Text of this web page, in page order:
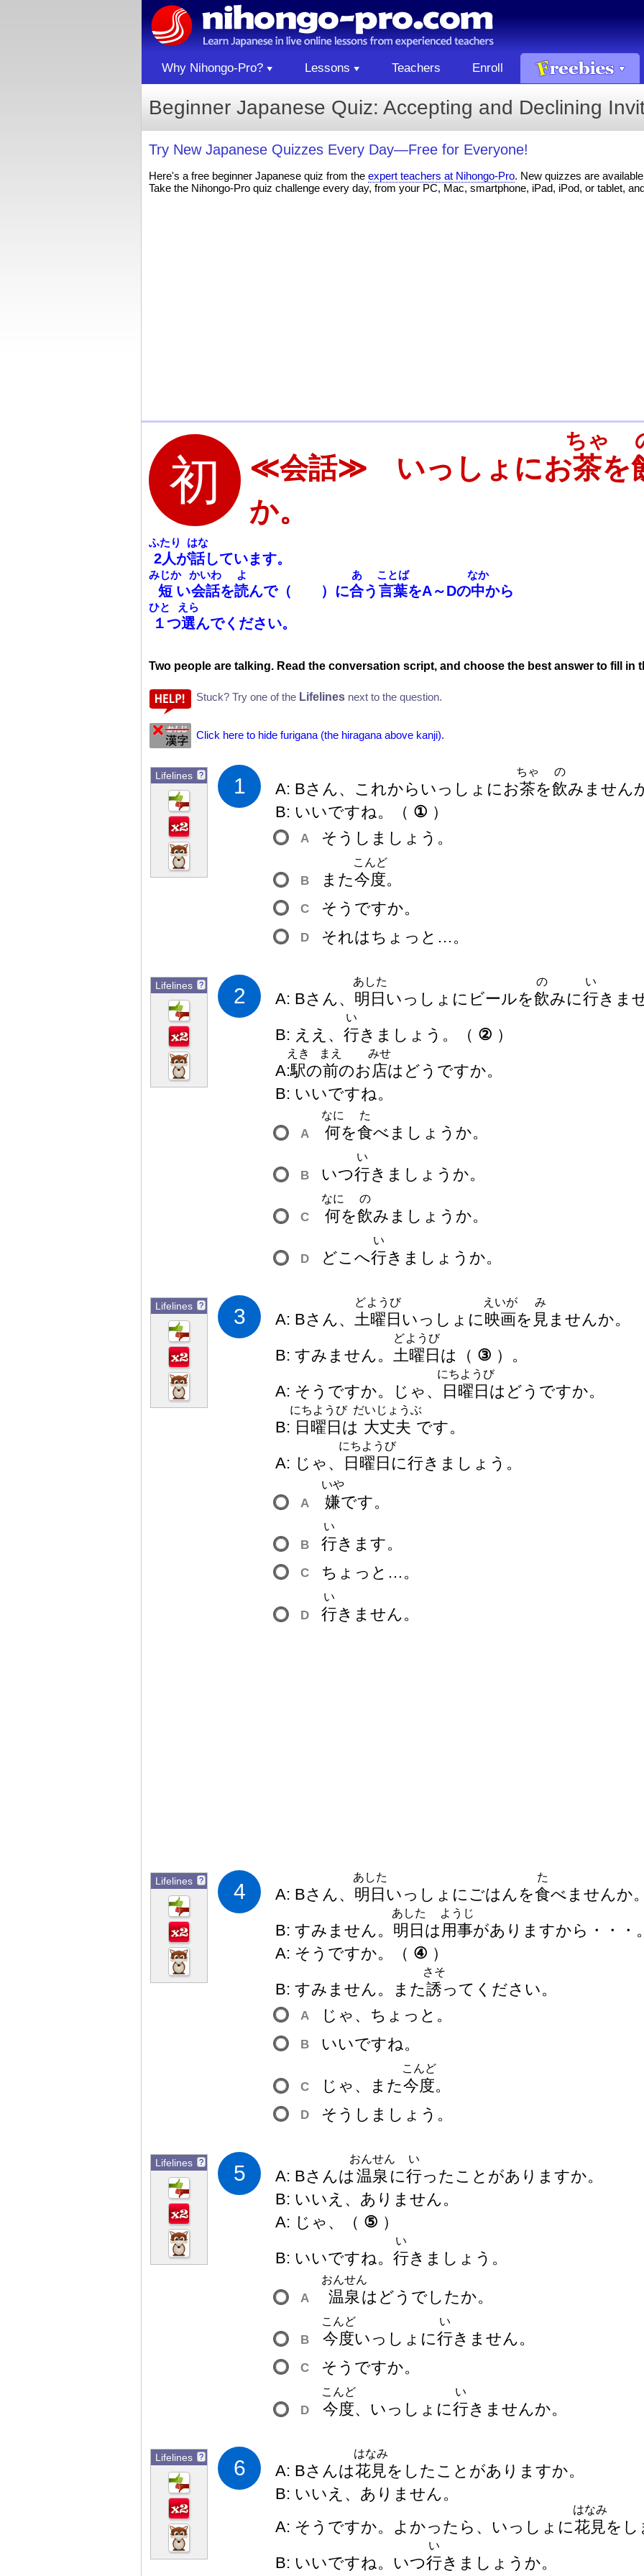
Why Nihongo-Pro? Lessons Teachers Enroll
Beginner Japanese Quiz: Accepting and Declining
Try New Japanese Quizzes Every Day—Free for Everyone!
Here's a free beginner Japanese quiz from the expert teachers at Nihongo-Pro. New quizzes are
Take the Nihongo-Pro quiz challenge every day, from your PC, Mac, smartphone, iPad, iPod, or tablet,
≪会話≫ いっしょにお茶
ちゃ
を
か。
2人
ふたり
が話
はな
しています。
短
みじか
い会話
かいわ
を読
よ
んで（ ） に合
あ
う 言葉
ことば
をA～Dの中
なか
から
１
ひと
つ選
えら
んでください。
Two people are talking. Read the conversation script, and choose the best answer to fill in
Stuck? Try one of the Lifelines next to the question.
Click here to hide furigana (the hiragana above kanji).
Lifelines ? 1 A: Bさん、これからいっしょにお茶
ちゃ
を飲
の
みません
B: いいですね。
（ ① ）
A そうしましょう。
B また今度
こんど
。
C そうですか。
D それはちょっと…。
Lifelines ? 2 A: Bさん、 明 日
あした
いっしょにビールを飲
の
みに行
い
きま
B: ええ、 行
い
きましょう。 （ ② ）
A:駅
えき
の前
まえ
のお店
みせ
はどうですか。
B: いいですね。
A 何
なに
を食
た
べましょうか。
B いつ行
い
きましょうか。
C 何
なに
を飲
の
みましょうか。
D どこへ行
い
きましょうか。
Lifelines ? 3 A: Bさん、 土曜日
どようび
いっしょに映画
えいが
を 見
み
ませんか。
B: すみません。 土曜日
どようび
は （ ③ ） 。
A: そうですか。じゃ、
日 曜日
にちようび
はどうですか。
B: 日 曜日
にちようび
は 大丈夫
だいじょうぶ
です。
A: じゃ、
日 曜日
にちようび
に行きましょう。
A 嫌
いや
です。
B 行
い
きます。
C ちょっと…。
D 行
い
きません。
Lifelines ? 4 A: Bさん、 明 日
あした
いっしょにごはんを食
た
べませんか
B: すみません。 明 日
あした
は 用事
ようじ
がありますから・・
A: そうですか。
（ ④ ）
B: すみません。また誘
さそ
ってください。
A じゃ、ちょっと。
B いいですね。
C じゃ、また今度
こんど
。
D そうしましょう。
Lifelines ? 5 A: Bさんは 温泉
おんせん
に行
い
ったことがありますか。
B: いいえ、ありません。
A: じゃ、
（ ⑤ ）
B: いいですね。 行
い
きましょう。
A 温泉
おんせん
はどうでしたか。
B 今度
こんど
いっしょに行
い
きません。
C そうですか。
D 今度
こんど
、いっしょに行
い
きませんか。
Lifelines ? 6 A: Bさんは花見
はなみ
をしたことがありますか。
B: いいえ、ありません。
A: そうですか。よかったら、いっしょに花見
はなみ
を
B: いいですね。いつ行
い
きましょうか。